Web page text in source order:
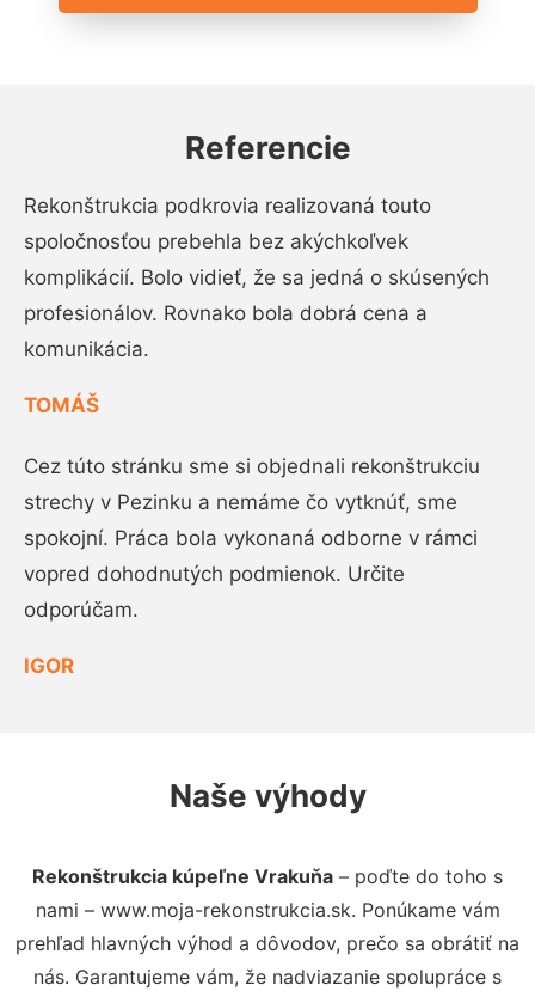
Referencie
Rekonštrukcia podkrovia realizovaná touto
spoločnosťou prebehla bez akýchkoľvek
komplikácií. Bolo vidieť, že sa jedná o skúsených
profesionálov. Rovnako bola dobrá cena a
komunikácia.
TOMÁŠ
Cez túto stránku sme si objednali rekonštrukciu
strechy v Pezinku a nemáme čo vytknúť, sme
spokojní. Práca bola vykonaná odborne v rámci
vopred dohodnutých podmienok. Určite
odporúčam.
IGOR
Naše výhody
Rekonštrukcia kúpeľne Vrakuňa – poďte do toho s
nami – www.moja-rekonstrukcia.sk. Ponúkame vám
prehľad hlavných výhod a dôvodov, prečo sa obrátiť na
nás. Garantujeme vám, že nadviazanie spolupráce s